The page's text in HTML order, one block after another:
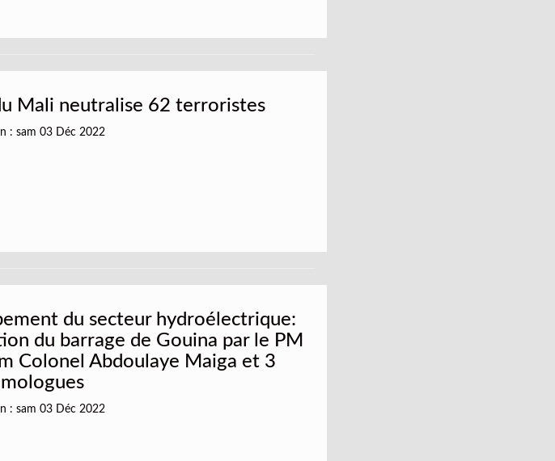
Mali neutralise 62 terroristes
: sam 03 Déc 2022
du secteur hydroélectrique:
du barrage de Gouina par le PM
Colonel Abdoulaye Maiga et 3
: sam 03 Déc 2022